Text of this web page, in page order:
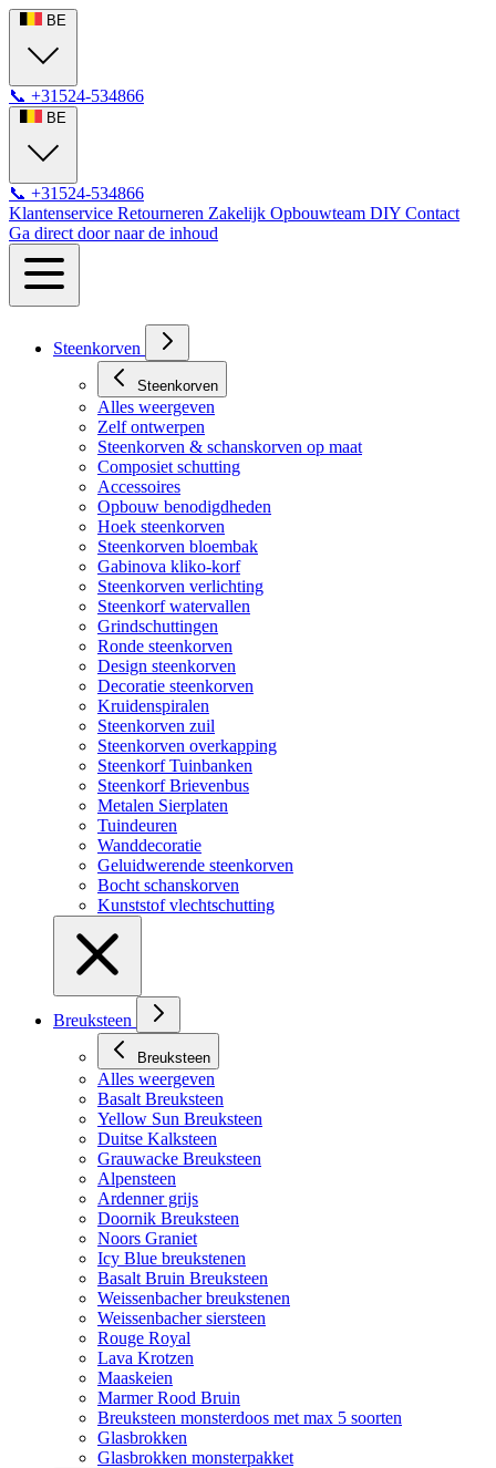
BE
📞 +31524-534866
BE
📞 +31524-534866
Klantenservice Retourneren Zakelijk Opbouwteam DIY Contact
Ga direct door naar de inhoud
Steenkorven
Steenkorven
Alles weergeven
Zelf ontwerpen
Steenkorven & schanskorven op maat
Composiet schutting
Accessoires
Opbouw benodigdheden
Hoek steenkorven
Steenkorven bloembak
Gabinova kliko-korf
Steenkorven verlichting
Steenkorf watervallen
Grindschuttingen
Ronde steenkorven
Design steenkorven
Decoratie steenkorven
Kruidenspiralen
Steenkorven zuil
Steenkorven overkapping
Steenkorf Tuinbanken
Steenkorf Brievenbus
Metalen Sierplaten
Tuindeuren
Wanddecoratie
Geluidwerende steenkorven
Bocht schanskorven
Kunststof vlechtschutting
Breuksteen
Breuksteen
Alles weergeven
Basalt Breuksteen
Yellow Sun Breuksteen
Duitse Kalksteen
Grauwacke Breuksteen
Alpensteen
Ardenner grijs
Doornik Breuksteen
Noors Graniet
Icy Blue breukstenen
Basalt Bruin Breuksteen
Weissenbacher breukstenen
Weissenbacher siersteen
Rouge Royal
Lava Krotzen
Maaskeien
Marmer Rood Bruin
Breuksteen monsterdoos met max 5 soorten
Glasbrokken
Glasbrokken monsterpakket